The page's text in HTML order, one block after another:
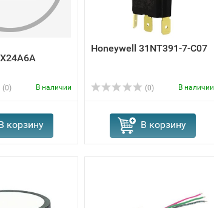
(0) В наличии
корзину
Honeywell 31NT391-7-C07
(0) В наличии
В корзину